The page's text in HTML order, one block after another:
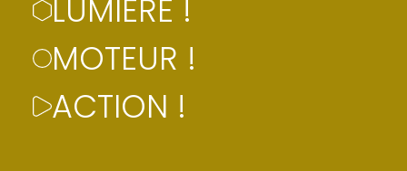
LUMIÈRE !
MOTEUR !
ACTION !